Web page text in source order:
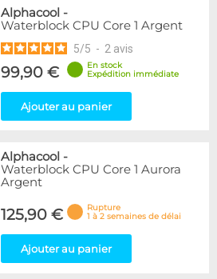
Alphacool -
Waterblock CPU Core 1 Argent
5/5 - 2 avis
99,90 €
En stock
Expédition immédiate
Ajouter au panier
Alphacool -
Waterblock CPU Core 1 Aurora
Argent
125,90 €
Rupture
1 à 2 semaines de délai
Ajouter au panier